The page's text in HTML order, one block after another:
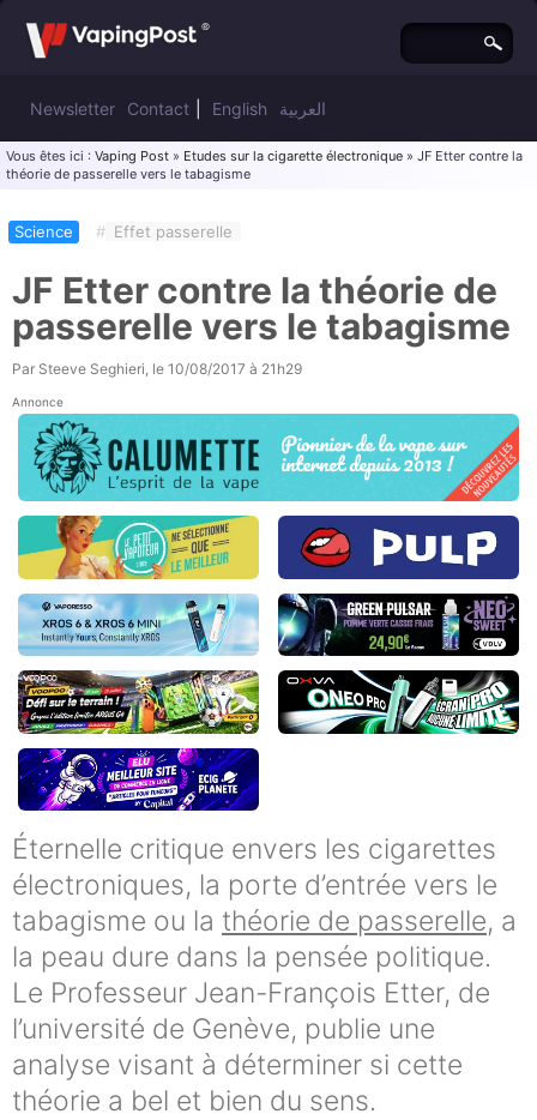
Newsletter Contact English العربية
Vous êtes ici : Vaping Post » Etudes sur la cigarette électronique » JF Etter contre la
théorie de passerelle vers le tabagisme
Science # Effet passerelle
JF Etter contre la théorie de
passerelle vers le tabagisme
Par Steeve Seghieri, le 10/08/2017 à 21h29
Annonce
Éternelle critique envers les cigarettes
électroniques, la porte d’entrée vers le
tabagisme ou la théorie de passerelle, a
la peau dure dans la pensée politique.
Le Professeur Jean-François Etter, de
l’université de Genève, publie une
analyse visant à déterminer si cette
théorie a bel et bien du sens.